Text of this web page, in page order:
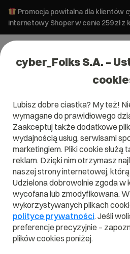
Promocja powitalna dla klientów
internetowy Shoper w cenie 259 zł z
Domena
Kwiaty na
.florist
Szukaj
cyber_Folks S.A. –
Lubisz dobre ciastka? My też!
wymagane do prawidłowego
Zaakceptuj także dodatkowe
wydajnością usług, serwisami
marketingiem. Pliki cookie służą
reklam. Dzięki nim otrzymasz
naszej strony internetowej,
Udzielona dobrowolnie zgoda w
wycofana lub zmodyfikowana.
wykorzystywanych plikach
polityce prywatności. Jeśli
preferencje precyzyjnie –
plików cookies poniżej.